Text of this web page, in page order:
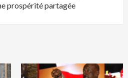
prospérité partagée